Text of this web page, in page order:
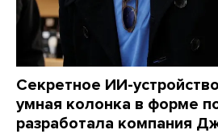
Секретное ИИ-
умная колонка в форме
разработала компания